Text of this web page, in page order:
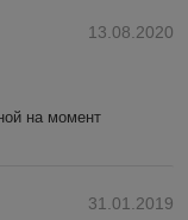
13.08.2020
на момент
31.01.2019